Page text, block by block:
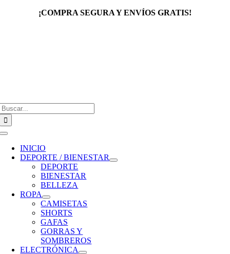
¡COMPRA SEGURA Y ENVÍOS GRATIS!
Toggle
Navigation
INICIO
DEPORTE / BIENESTAR
DEPORTE
BIENESTAR
BELLEZA
ROPA
CAMISETAS
SHORTS
GAFAS
GORRAS Y
SOMBREROS
ELECTRÓNICA